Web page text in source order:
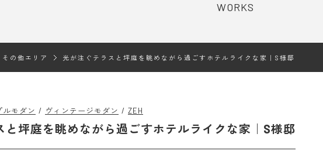
WORKS
その他エリア 光が注ぐテラスと坪庭を眺めながら過ごすホテルライクな家｜S様邸
ルモダン ヴィンテージモダン ZEH
と坪庭を眺めながら過ごすホテルライクな家｜S様邸